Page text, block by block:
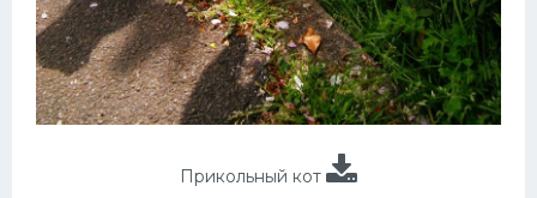
Прикольный кот